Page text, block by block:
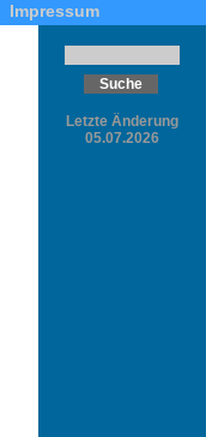
Impressum
Letzte Änderung
05.07.2026